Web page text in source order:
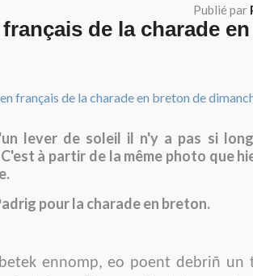
Publié par
de la charade
lever de soleil il n'y a pas si
à partir de la même photo que
pour la charade en breton.
ennomp, eo poent debriñ un